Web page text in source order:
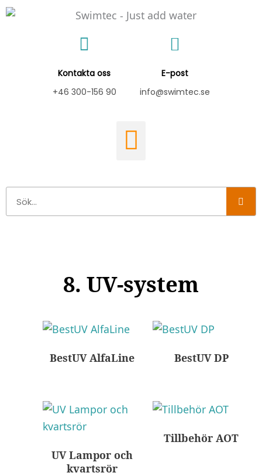
Hoppa
Kontakta oss
+46 300-156 90
E-post
info@swimtec.se
8. UV-system
BestUV AlfaLine BestUV DP
UV Lampor och
kvartsrör
Tillbehör AOT